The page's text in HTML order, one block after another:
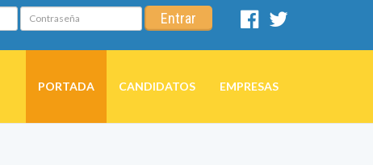
Contraseña Entrar
Facebook
PORTADA CANDIDATOS EMPRESAS